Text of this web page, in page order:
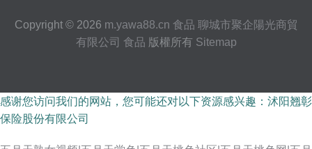
Copyright © 2026 m.yawa88.cn 食品 聊城市聚企陽光商貿
有限公司 食品 版權所有 Sitemap
感谢您访问我们的网站，您可能还对以下资源感兴趣：沭阳翘彰
保险股份有限公司